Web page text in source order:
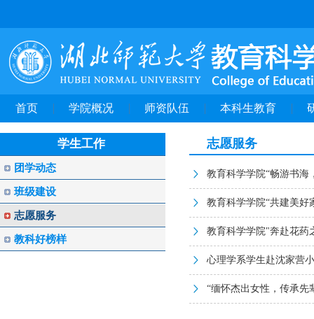
首页 学院概况 师资队伍 本科生教育
学生工作
团学动态
班级建设
志愿服务
教科好榜样
志愿服务
教育科学学院“畅游书海
教育科学学院“共建美好
教育科学学院"奔赴花药
心理学系学生赴沈家营
“缅怀杰出女性，传承先